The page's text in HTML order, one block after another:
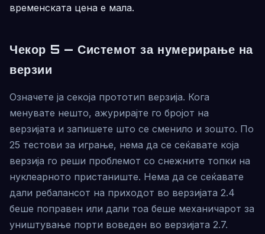
временската цена е мала.
Чекор 5 — Системот за нумерирање на
верзии
Означете ја секоја прототип верзија. Кога
менувате нешто, ажурирајте го бројот на
верзијата и запишете што се сменило и зошто. По
25 тестови за играње, нема да се сеќавате која
верзија го реши проблемот со снежните топки на
нуклеарното пристаниште. Нема да се сеќавате
дали ребалансот на приходот во верзијата 2.4
беше поправен или дали тоа беше механичарот за
уништување порти воведен во верзијата 2.7.